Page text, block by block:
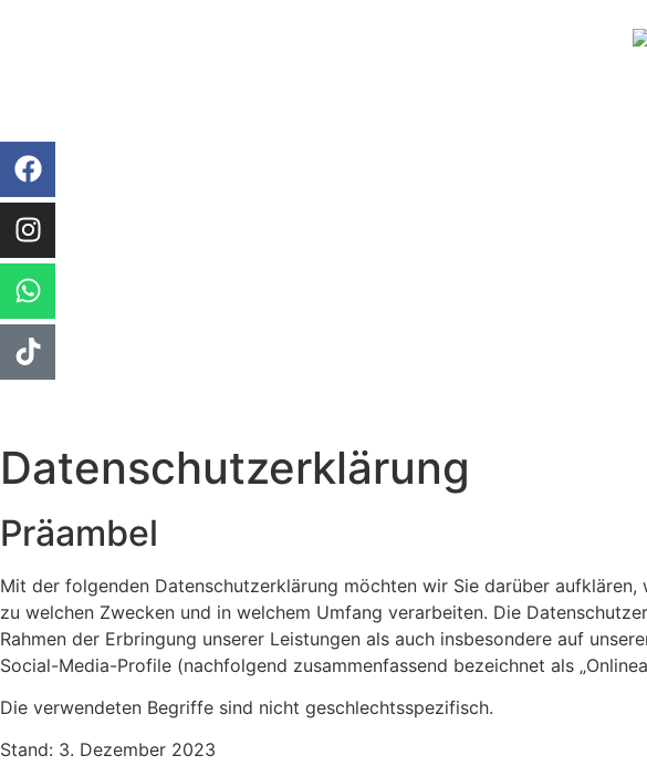
Datenschutzerklärung
Präambel
Mit der folgenden Datenschutzerklärung möchten wir Sie darüber
zu welchen Zwecken und in welchem Umfang verarbeiten. Die
Rahmen der Erbringung unserer Leistungen als auch insbesondere auf
Social-Media-Profile (nachfolgend zusammenfassend bezeichnet als
Die verwendeten Begriffe sind nicht geschlechtsspezifisch.
Stand: 3. Dezember 2023